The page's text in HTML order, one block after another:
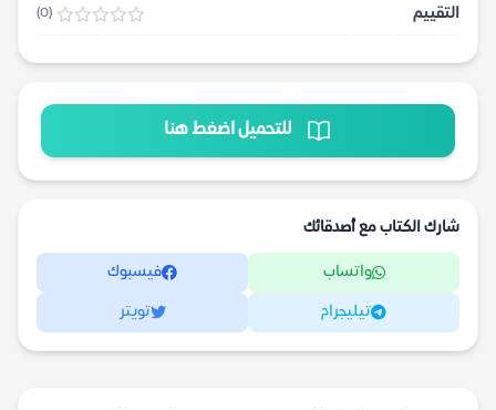
التقييم
(0)
للتحميل اضغط هنا
شارك الكتاب مع أصدقائك
واتساب فيسبوك
تيليجرام تويتر